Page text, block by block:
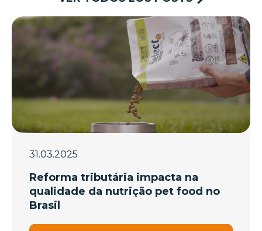
31.03.2025
Reforma tributária impacta na
qualidade da nutrição pet food no
Brasil